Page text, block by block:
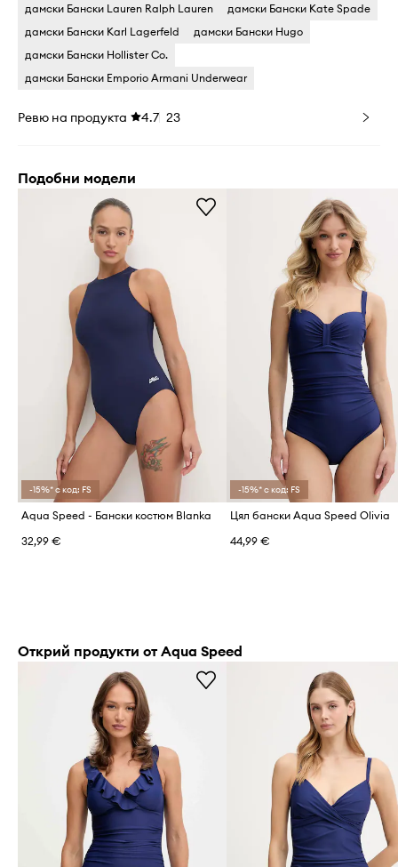
дамски Бански Lauren Ralph Lauren
дамски Бански Kate Spade
дамски Бански Karl Lagerfeld
дамски Бански Hugo
дамски Бански Hollister Co.
дамски Бански Emporio Armani Underwear
Ревю на продукта 4.7 23
Подобни модели
-15%* с код: FS
Aqua Speed - Бански костюм Blanka
32,99 €
-15%* с код: FS
Цял бански Aqua Speed Olivia
44,99 €
Открий продукти от Aqua Speed